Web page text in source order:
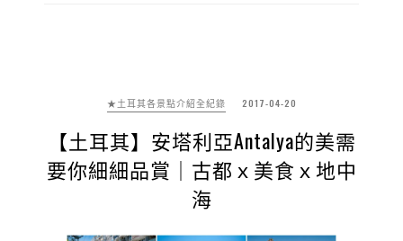
★土耳其各景點介紹全紀錄 2017-04-20
【土耳其】安塔利亞Antalya的美需
要你細細品賞｜古都ｘ美食ｘ地中
海